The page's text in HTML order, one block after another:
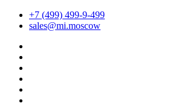
+7 (499) 499-9-499
sales@mi.moscow